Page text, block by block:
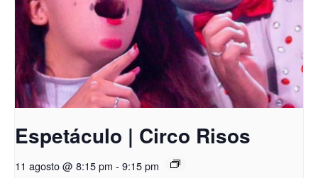
Espetáculo | Circo Risos
11 agosto @ 8:15 pm - 9:15 pm